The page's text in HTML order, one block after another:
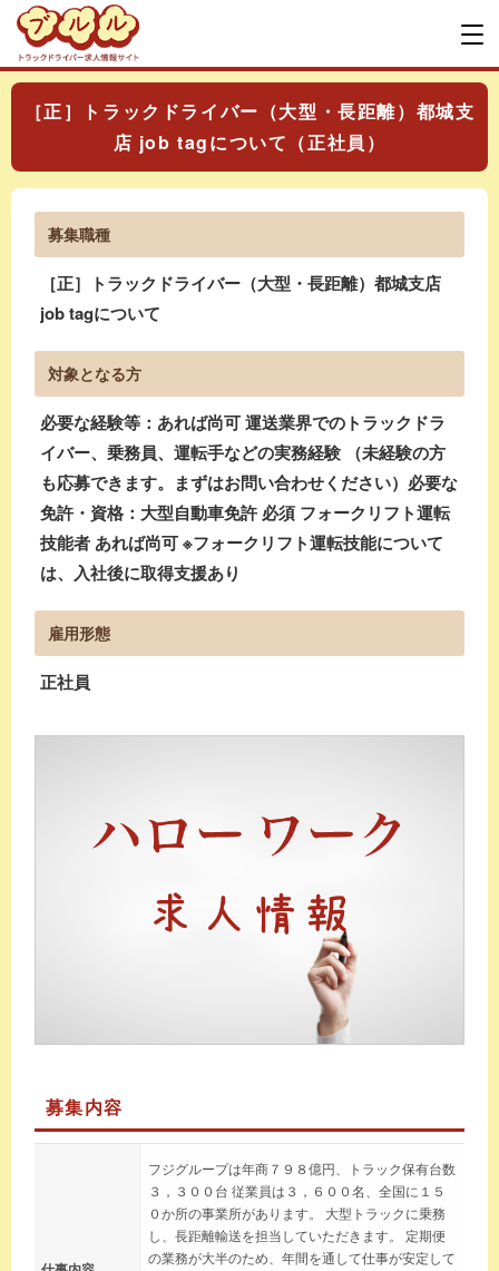
［正］トラックドライバー（大型・長距離）都城支
店 job tagについて（正社員）
募集職種
［正］トラックドライバー（大型・長距離）都城支店
job tagについて
対象となる方
必要な経験等：あれば尚可 運送業界でのトラックドラ
イバー、乗務員、運転手などの実務経験 （未経験の方
も応募できます。まずはお問い合わせください）必要な
免許・資格：大型自動車免許 必須 フォークリフト運転
技能者 あれば尚可 ※フォークリフト運転技能について
は、入社後に取得支援あり
雇用形態
正社員
募集内容
フジグループは年商７９８億円、トラック保有台数
３，３００台 従業員は３，６００名、全国に１５
０か所の事業所があります。 大型トラックに乗務
し、長距離輸送を担当していただきます。 定期便
の業務が大半のため、年間を通して仕事が安定して